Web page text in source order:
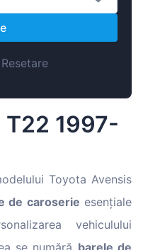
Resetare
T22 1997-
Toyota Avensis
de caroserie esențiale
vehiculului
se numără barele de